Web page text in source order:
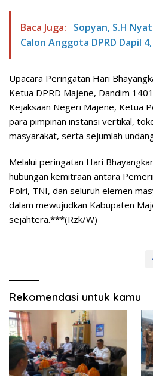
Baca Juga:
Sopyan, S.H
Calon Anggota DPRD Dapil
Upacara Peringatan Hari
Ketua DPRD Majene, Dandim
Kejaksaan Negeri Majene, Ketua
para pimpinan instansi vertikal,
masyarakat, serta sejumlah
Melalui peringatan Hari
hubungan kemitraan antara
Polri, TNI, dan seluruh elemen
dalam mewujudkan Kabupaten
sejahtera.***(Rzk/W)
Rekomendasi untuk kamu